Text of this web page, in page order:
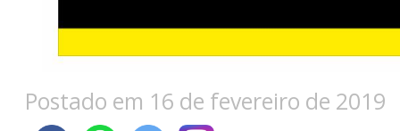
Postado em 16 de fevereiro de 2019